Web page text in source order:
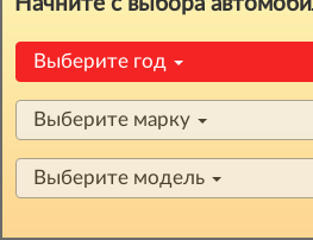
Выберите год
Выберите марку
Выберите модель